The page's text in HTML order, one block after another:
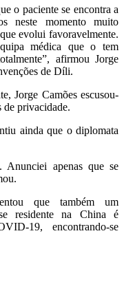
o paciente se encontra a
neste momento muito
evolui favoravelmente.
médica que o tem
afirmou Jorge
de Díli.
Jorge Camões escusou-
de privacidade.
ainda que o diplomata
Anunciei apenas que se
que também um
residente na China é
19, encontrando-se